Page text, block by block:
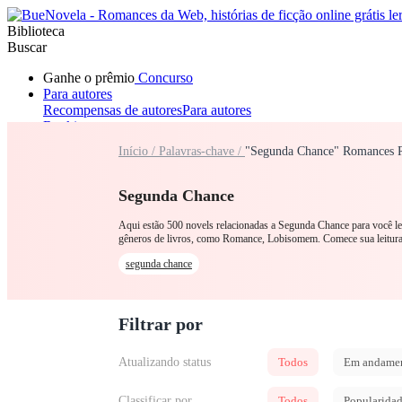
Biblioteca
Buscar
Ganhe o prêmio Concurso
Para autores
Recompensas de autoresPara autores
Ranking
RomanceLobisomemMáfia
Início / Palavras-chave / "Segunda Chance" Romances
Segunda Chance
Aqui estão 500 novels relacionadas a Segunda Chance para você
gêneros de livros, como Romance, Lobisomem. Comece sua
segunda chance
Filtrar por
Atualizando status Todos Em